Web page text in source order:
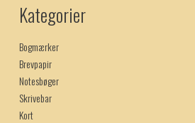
Kategorier
Bogmærker
Brevpapir
Notesbøger
Skrivebar
Kort